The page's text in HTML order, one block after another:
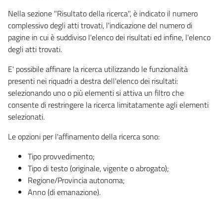
Nella sezione "Risultato della ricerca", è indicato il numero
complessivo degli atti trovati, l'indicazione del numero di
pagine in cui è suddiviso l'elenco dei risultati ed infine, l'elenco
degli atti trovati.
E' possibile affinare la ricerca utilizzando le funzionalità
presenti nei riquadri a destra dell'elenco dei risultati:
selezionando uno o più elementi si attiva un filtro che
consente di restringere la ricerca limitatamente agli elementi
selezionati.
Le opzioni per l'affinamento della ricerca sono:
Tipo provvedimento;
Tipo di testo (originale, vigente o abrogato);
Regione/Provincia autonoma;
Anno (di emanazione).